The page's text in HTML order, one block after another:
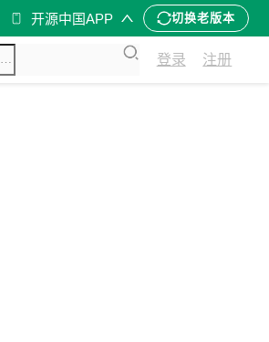
开源中国APP 切换老版本
登录 注册